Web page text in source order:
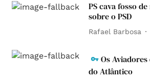
PS cava fosso
sobre o PSD
Rafael Barbosa
Os
do Atlântico